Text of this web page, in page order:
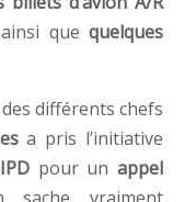
que quelques
différents chefs
a pris l’initiative
pour un appel
sache vraiment